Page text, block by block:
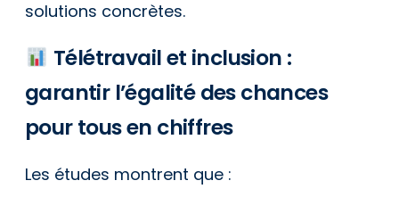
solutions concrètes.
Télétravail et inclusion :
garantir l’égalité des chances
pour tous en chiffres
Les études montrent que :